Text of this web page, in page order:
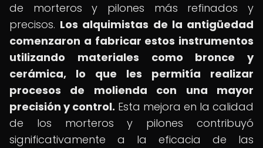
de morteros y pilones más refinados y
precisos. Los alquimistas de la antigüedad
comenzaron a fabricar estos instrumentos
utilizando materiales como bronce y
cerámica, lo que les permitía realizar
procesos de molienda con una mayor
precisión y control. Esta mejora en la calidad
de los morteros y pilones contribuyó
significativamente a la eficacia de las